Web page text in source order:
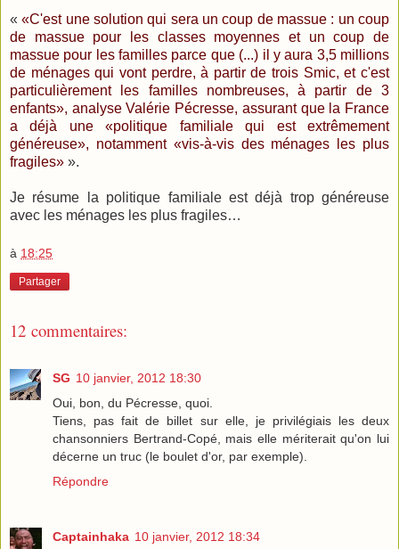
««C'est une solution qui sera un coup de massue : un coup
de massue pour les classes moyennes et un coup de
massue pour les familles parce que (...) il y aura 3,5 millions
de ménages qui vont perdre, à partir de trois Smic, et c'est
particulièrement les familles nombreuses, à partir de 3
enfants», analyse Valérie Pécresse, assurant que la France
a déjà une «politique familiale qui est extrêmement
généreuse», notamment «vis-à-vis des ménages les plus
fragiles» ».
Je résume la politique familiale est déjà trop généreuse
avec les ménages les plus fragiles…
à 18:25
Partager
12 commentaires:
SG 10 janvier, 2012 18:30
Oui, bon, du Pécresse, quoi.
Tiens, pas fait de billet sur elle, je privilégiais les deux
chansonniers Bertrand-Copé, mais elle mériterait qu'on lui
décerne un truc (le boulet d'or, par exemple).
Répondre
Captainhaka 10 janvier, 2012 18:34